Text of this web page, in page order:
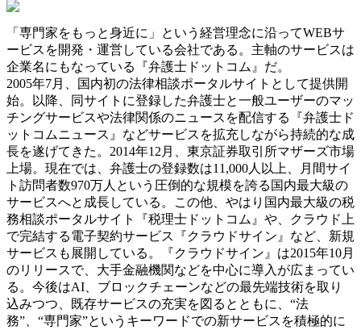
「専門家をもっと身近に」という経営理念に沿ってWEBサ
ービスを開発・運営している会社である。主軸のサービスは
企業名にもなっている『弁護士ドットコム』だ。
2005年7月、国内初の法律相談ポータルサイトとして提供開
始。以降、同サイトに登録した弁護士と一般ユーザーのマッ
チングサービスや法律関係のニュースを配信する『弁護士ド
ットコムニュース』などサービスを拡充しながら持続的な成
長を遂げてきた。2014年12月、東京証券取引所マザーズ市場
上場。現在では、弁護士の登録数は11,000人以上、月間サイ
ト訪問者数970万人という圧倒的な規模を誇る国内最大級の
サービスへと成長している。この他、やはり国内最大級の税
務相談ポータルサイト『税理士ドットコム』や、クラウド上
で完結する電子契約サービス『クラウドサイン』など、新規
サービスも展開している。『クラウドサイン』は2015年10月
のリリースで、大手金融機関などを中心に導入が広まってい
る。今後はAI、ブロックチェーンなどの最先端技術を取り
込みつつ、既存サービスの充実を図るとともに、“法
務”、“専門家”というキーワードでの新サービスを積極的に